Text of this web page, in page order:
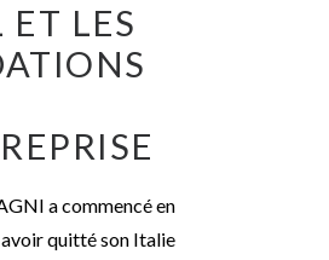
ET LES
ISE
a commencé en
quitté son Italie